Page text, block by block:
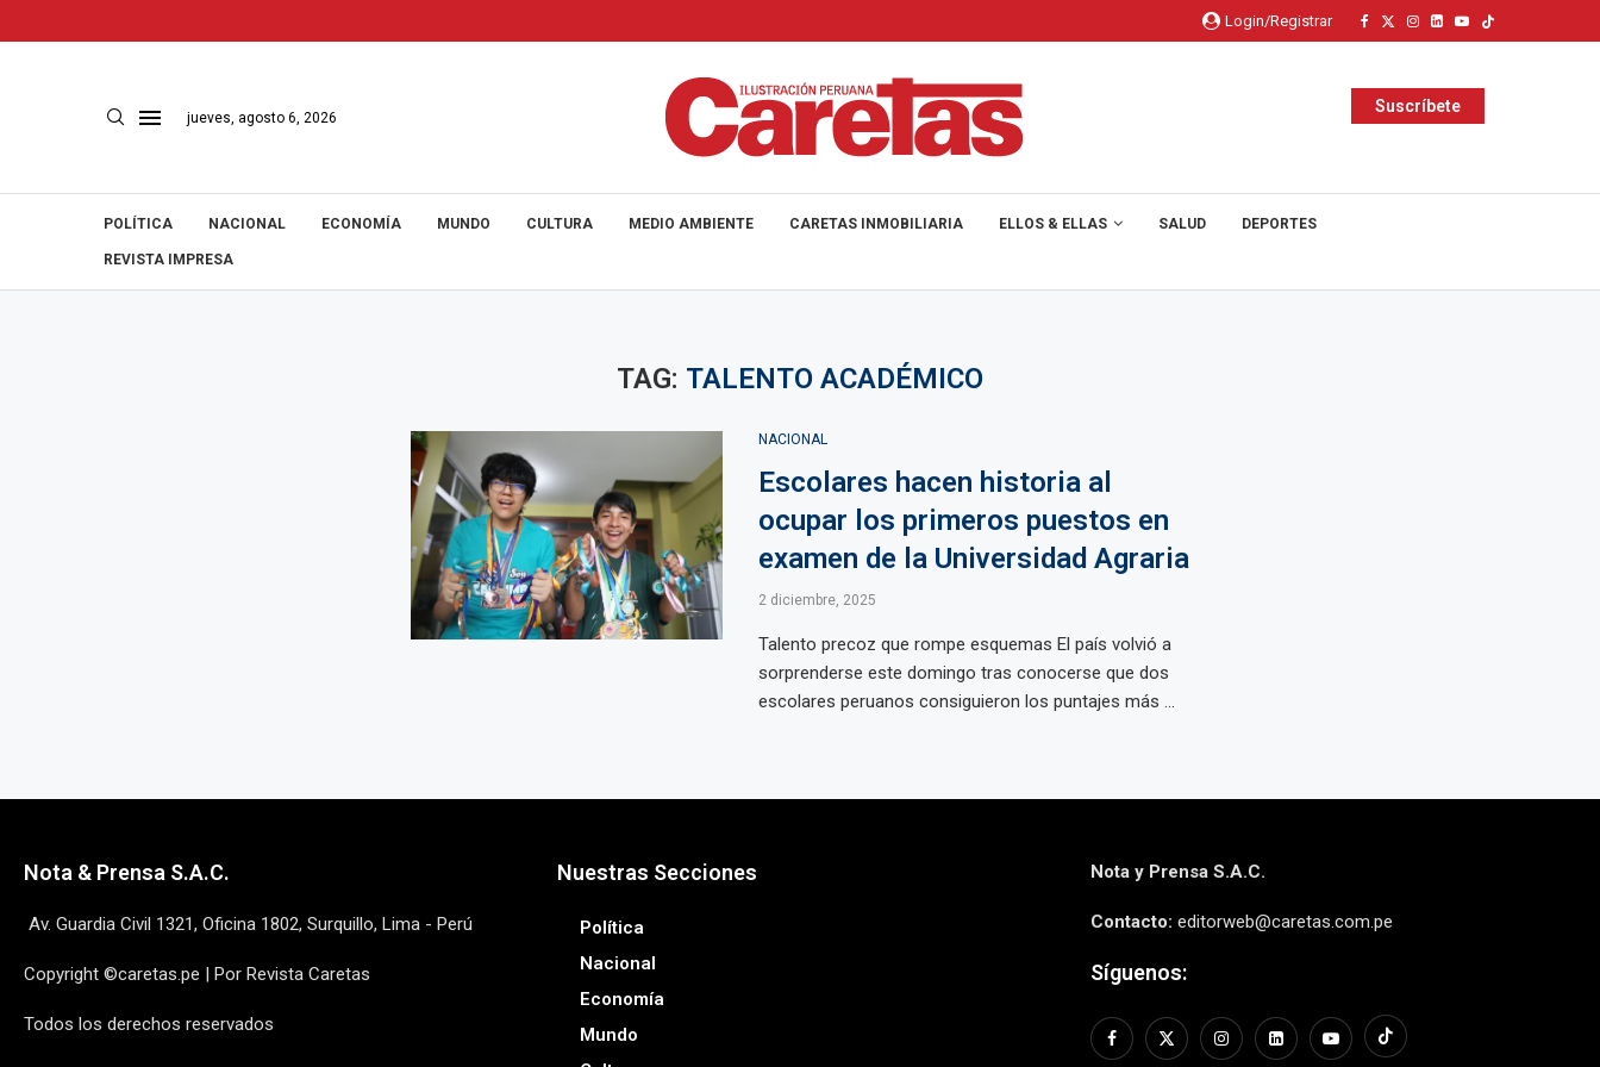
Login/Registrar
jueves, agosto 6, 2026
Suscríbete
POLÍTICA NACIONAL ECONOMÍA MUNDO CULTURA MEDIO AMBIENTE CARETAS INMOBILIARIA ELLOS & ELLAS SALUD DEPORTES
REVISTA IMPRESA
TAG: TALENTO ACADÉMICO
NACIONAL
Escolares hacen historia al
ocupar los primeros puestos en
examen de la Universidad Agraria
2 diciembre, 2025
Talento precoz que rompe esquemas El país volvió a
sorprenderse este domingo tras conocerse que dos
escolares peruanos consiguieron los puntajes más ...
Nota & Prensa S.A.C.
Av. Guardia Civil 1321, Oficina 1802, Surquillo, Lima - Perú
Copyright ©caretas.pe | Por Revista Caretas
Todos los derechos reservados
Nuestras Secciones
Política
Nacional
Economía
Mundo
Nota y Prensa S.A.C.
Contacto: editorweb@caretas.com.pe
Síguenos: